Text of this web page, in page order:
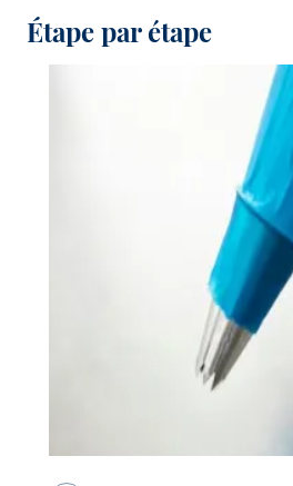
Étape par étape